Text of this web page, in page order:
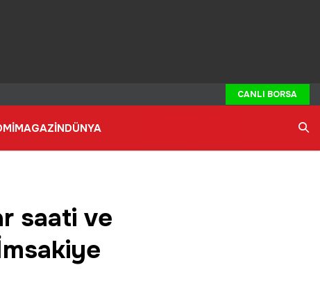
CANLI BORSA
MAGAZİNDÜNYA
saati ve